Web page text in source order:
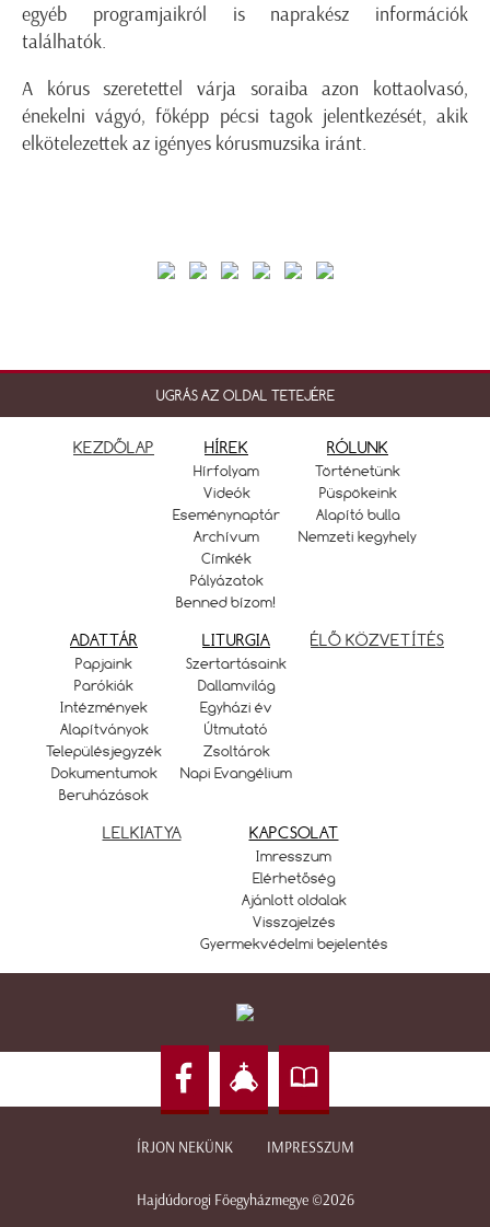
egyéb programjaikról is naprakész információk
találhatók.
A kórus szeretettel várja soraiba azon kottaolvasó,
énekelni vágyó, főképp pécsi tagok jelentkezését, akik
elkötelezettek az igényes kórusmuzsika iránt.
UGRÁS AZ OLDAL TETEJÉRE
KEZDŐLAP HÍREK
Hírfolyam
Videók
Eseménynaptár
Archívum
Címkék
Pályázatok
Benned bízom!
RÓLUNK
Történetünk
Püspökeink
Alapító bulla
Nemzeti kegyhely
ADATTÁR
Papjaink
Parókiák
Intézmények
Alapítványok
Településjegyzék
Dokumentumok
Beruházások
LITURGIA
Szertartásaink
Dallamvilág
Egyházi év
Útmutató
Zsoltárok
Napi Evangélium
ÉLŐ KÖZVETÍTÉS
LELKIATYA KAPCSOLAT
Imresszum
Elérhetőség
Ajánlott oldalak
Visszajelzés
Gyermekvédelmi bejelentés
ÍRJON NEKÜNK IMPRESSZUM
Hajdúdorogi Főegyházmegye ©2026